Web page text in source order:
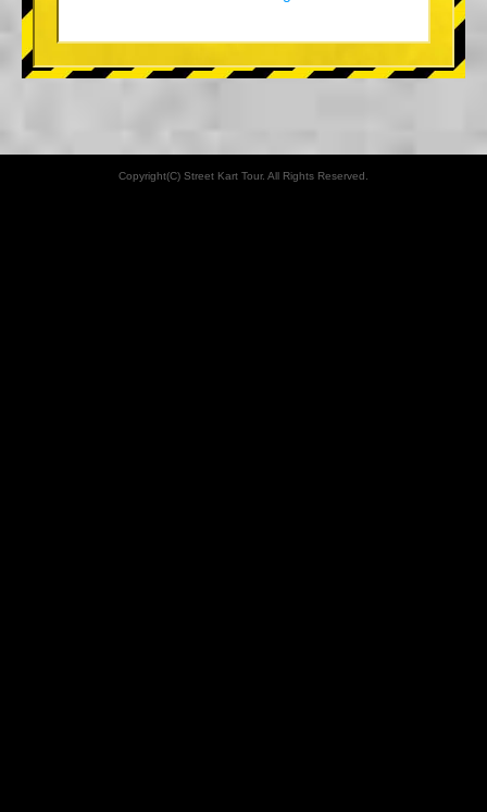
Copyright(C) Street Kart Tour. All Rights Reserved.